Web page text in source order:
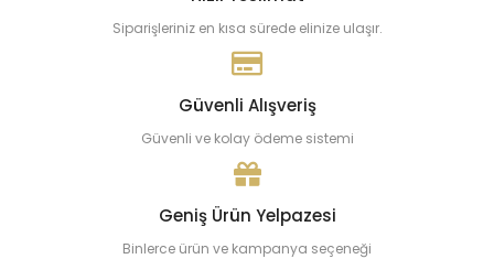
Siparişleriniz en kısa sürede elinize ulaşır.
Güvenli Alışveriş
Güvenli ve kolay ödeme sistemi
Geniş Ürün Yelpazesi
Binlerce ürün ve kampanya seçeneği